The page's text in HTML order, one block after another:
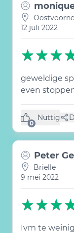
Oostvoorne
12 juli 2022
geweldige
even
0
Nuttig
(0 like)
Peter
Brielle
9 mei 2022
Ivm te